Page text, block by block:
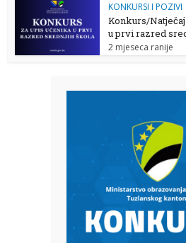
KONKURSI I POZIVI
Konkurs/
u prvi razred
2 mjeseca ranije